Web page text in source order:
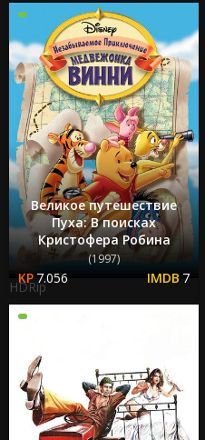
Великое путешествие
Пуха: В поисках
Кристофера Робина
(1997)
7.056 7
HDRip